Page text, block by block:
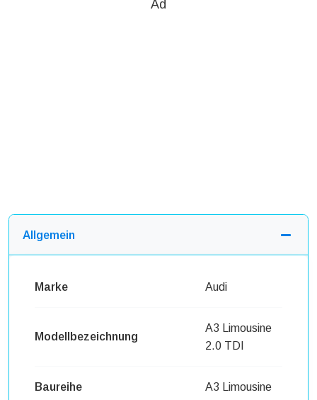
Ad
Allgemein
Marke Audi
Modellbezeichnung
A3 Limousine
2.0 TDI
Baureihe A3 Limousine